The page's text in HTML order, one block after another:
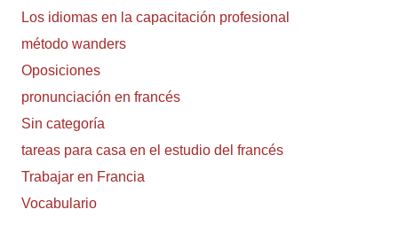
Los idiomas en la capacitación profesional
método wanders
Oposiciones
pronunciación en francés
Sin categoría
tareas para casa en el estudio del francés
Trabajar en Francia
Vocabulario